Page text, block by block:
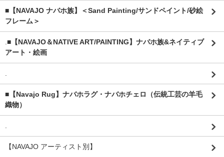
■【NAVAJO ナバホ族】＜Sand Painting/サンドペイント/砂絵
フレーム＞
■【NAVAJO＆NATIVE ART/PAINTING】ナバホ族&ネイティブ
アート・絵画
■【Navajo Rug】ナバホラグ・ナバホチェロ（伝統工芸の羊毛
織物）
【NAVAJO アーティスト別】